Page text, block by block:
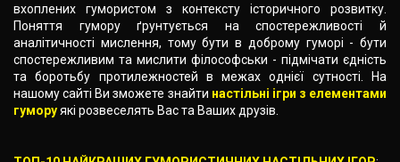
вхоплених гумористом з контексту історичного розвитку.
Поняття гумору ґрунтується на спостережливості й
аналітичності мислення, тому бути в доброму гуморі - бути
спостережливим та мислити філософськи - підмічати єдність
та боротьбу протилежностей в межах однієї сутності. На
нашому сайті Ви зможете знайти настільні ігри з елементами
гуморуякі розвеселять Вас та Ваших друзів.